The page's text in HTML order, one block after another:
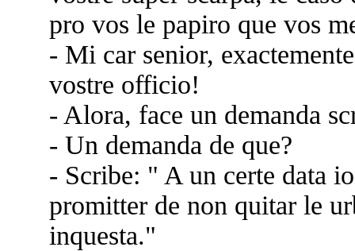
pro vos le papiro que vos
- Mi car senior,
vostre officio!
- Alora, face un demanda
- Un demanda de que?
- Scribe: " A un certe data
promitter de non quitar le
inquesta."